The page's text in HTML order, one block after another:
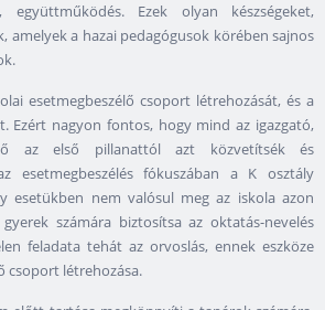
együttműködés. Ezek olyan készségeket,
amelyek a hazai pedagógusok körében sajnos
esetmegbeszélő csoport létrehozását, és a
Ezért nagyon fontos, hogy mind az igazgató,
az első pillanattól azt közvetítsék és
esetmegbeszélés fókuszában a K osztály
esetükben nem valósul meg az iskola azon
számára biztosítsa az oktatás-nevelés
feladata tehát az orvoslás, ennek eszköze
csoport létrehozása.